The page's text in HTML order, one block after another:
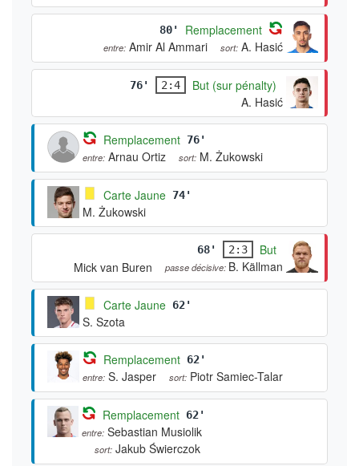
80' Remplacement
entre: Amir Al Ammari sort: A. Hasić
76' 2:4
But (sur pénalty)
A. Hasić
Remplacement 76'
entre: Arnau Ortiz sort: M. Żukowski
Carte Jaune 74'
M. Żukowski
68' 2:3
But
Mick van Buren
passe décisive: B. Källman
Carte Jaune 62'
S. Szota
Remplacement 62'
entre: S. Jasper sort: Piotr Samiec-Talar
Remplacement 62'
entre: Sebastian Musiolik
sort: Jakub Świerczok